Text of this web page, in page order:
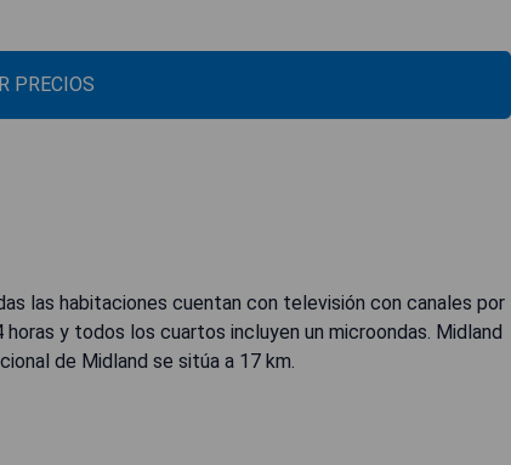
PRECIOS
las habitaciones cuentan con televisión con canales por
y todos los cuartos incluyen un microondas. Midland
de Midland se sitúa a 17 km.